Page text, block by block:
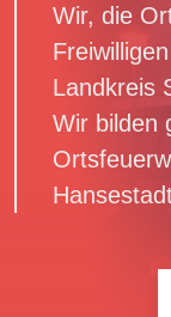
Wir, die
Landkreis
Wir bilden